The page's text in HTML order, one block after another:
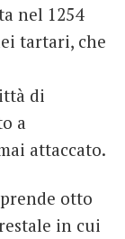
nel 1254
tartari, che
di
a
attaccato.
otto
in cui